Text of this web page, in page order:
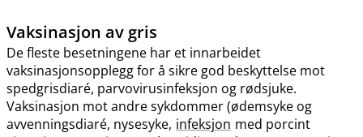
Vaksinasjon av gris
De fleste besetningene har et innarbeidet
vaksinasjonsopplegg for å sikre god beskyttelse mot
spedgrisdiaré, parvovirusinfeksjon og rødsjuke.
Vaksinasjon mot andre sykdommer (ødemsyke og
avvenningsdiaré, nysesyke, infeksjon med porcint